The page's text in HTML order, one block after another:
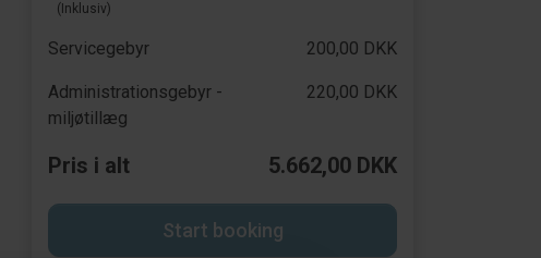
(Inklusiv)
Servicegebyr 200,00 DKK
Administrationsgebyr -
miljøtillæg
220,00 DKK
Pris i alt 5.662,00 DKK
Start booking